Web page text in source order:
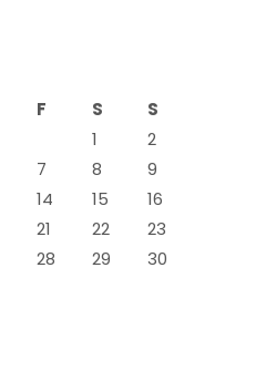
F S
S
1
2
7 8
9
14 15
16
21 22
23
28 29
30